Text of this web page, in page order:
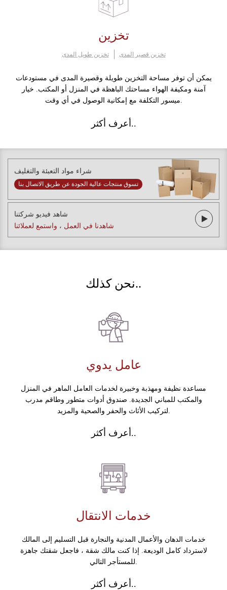
تخزين
تخزين طويل المدى تخزين قصير المدى
يمكن أن توفر مساحة التخزين طويلة وقصيرة المدى في مستودعات
آمنة ومكيفة الهواء مساحتك الباهظة في المنزل أو المكتب. خيار
أعرف أكثر..
شراء مواد التعبئة والتغليف
تسوق منتجات عالية الجودة عن طريق الاتصال بنا
شاهد فيديو شركتنا
شاهدنا في العمل ، واستمع لعملائنا
نحن كذلك..
عامل يدوي
مساعدة نظيفة ومهذبة وخبيرة لخدمات العامل الماهر في المنزل
والمكتب للمباني الجديدة. صندوق أدوات متطور وطاقم مدرب
لتركيب الأثاث والحفر والصحية والمزيد.
أعرف أكثر..
خدمات الانتقال
خدمات الدهان والأعمال المدنية والنجارة قبل التسليم إلى المالك
لاسترداد كامل الوديعة. إذا كنت مالك شقة ، فاجعل شقتك جاهزة
للمستأجر التالي.
أعرف أكثر..